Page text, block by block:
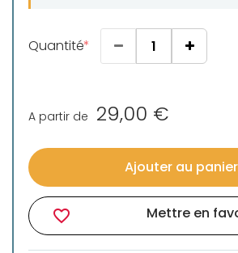
Quantité
A partir de 29,00 €
Ajouter au panier
favorite_border Mettre en